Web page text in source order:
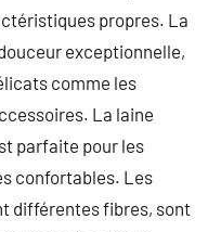
propres. La
exceptionnelle,
comme les
La laine
parfaite pour les
confortables. Les
différentes fibres, sont